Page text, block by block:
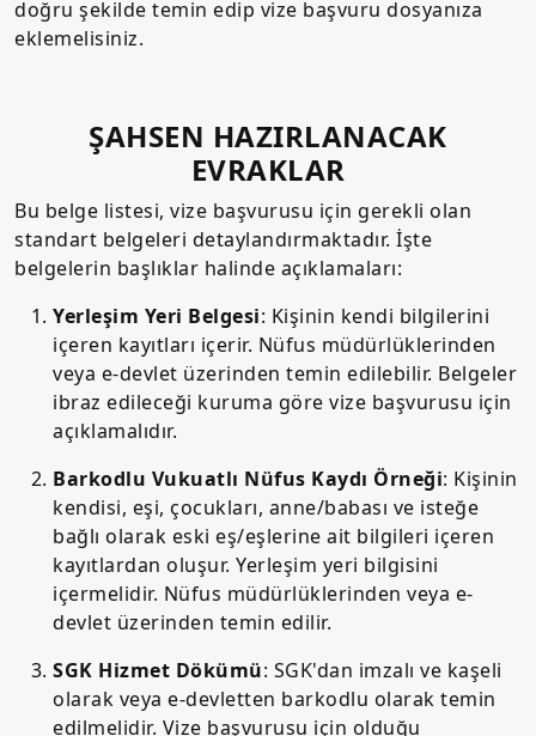
doğru şekilde temin edip vize başvuru dosyanıza
eklemelisiniz.
ŞAHSEN HAZIRLANACAK
EVRAKLAR
Bu belge listesi, vize başvurusu için gerekli olan
standart belgeleri detaylandırmaktadır. İşte
belgelerin başlıklar halinde açıklamaları:
Yerleşim Yeri Belgesi: Kişinin kendi bilgilerini
içeren kayıtları içerir. Nüfus müdürlüklerinden
veya e-devlet üzerinden temin edilebilir. Belgeler
ibraz edileceği kuruma göre vize başvurusu için
açıklamalıdır.
Barkodlu Vukuatlı Nüfus Kaydı Örneği: Kişinin
kendisi, eşi, çocukları, anne/babası ve isteğe
bağlı olarak eski eş/eşlerine ait bilgileri içeren
kayıtlardan oluşur. Yerleşim yeri bilgisini
içermelidir. Nüfus müdürlüklerinden veya e-
devlet üzerinden temin edilir.
SGK Hizmet Dökümü: SGK'dan imzalı ve kaşeli
olarak veya e-devletten barkodlu olarak temin
edilmelidir. Vize başvurusu için olduğu